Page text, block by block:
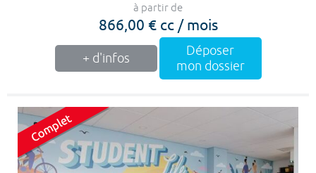
à partir de
866,00 € cc / mois
+ d'infos
Déposer
mon dossier